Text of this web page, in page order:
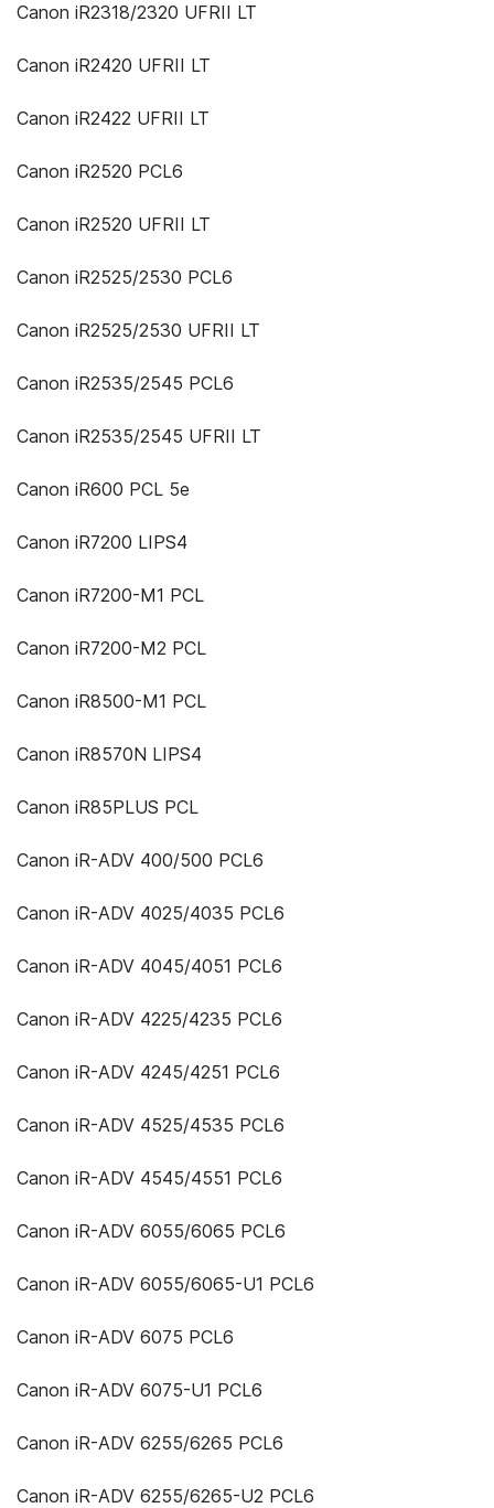
Canon iR2318/2320 UFRII LT
Canon iR2420 UFRII LT
Canon iR2422 UFRII LT
Canon iR2520 PCL6
Canon iR2520 UFRII LT
Canon iR2525/2530 PCL6
Canon iR2525/2530 UFRII LT
Canon iR2535/2545 PCL6
Canon iR2535/2545 UFRII LT
Canon iR600 PCL 5e
Canon iR7200 LIPS4
Canon iR7200-M1 PCL
Canon iR7200-M2 PCL
Canon iR8500-M1 PCL
Canon iR8570N LIPS4
Canon iR85PLUS PCL
Canon iR-ADV 400/500 PCL6
Canon iR-ADV 4025/4035 PCL6
Canon iR-ADV 4045/4051 PCL6
Canon iR-ADV 4225/4235 PCL6
Canon iR-ADV 4245/4251 PCL6
Canon iR-ADV 4525/4535 PCL6
Canon iR-ADV 4545/4551 PCL6
Canon iR-ADV 6055/6065 PCL6
Canon iR-ADV 6055/6065-U1 PCL6
Canon iR-ADV 6075 PCL6
Canon iR-ADV 6075-U1 PCL6
Canon iR-ADV 6255/6265 PCL6
Canon iR-ADV 6255/6265-U2 PCL6